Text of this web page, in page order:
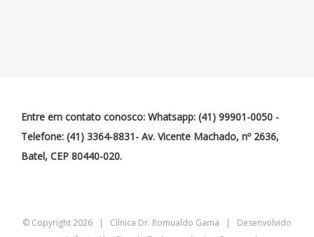
Entre em contato conosco: Whatsapp: (41) 99901-0050 -
Telefone: (41) 3364-8831- Av. Vicente Machado, nº 2636,
Batel, CEP 80440-020.
© Copyright2026 | Clínica Dr. Romualdo Gama | Desenvolvido